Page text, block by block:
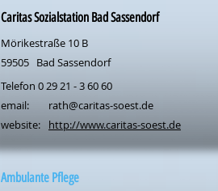
Caritas Sozialstation Bad Sassendorf
Mörikestraße 10 B
59505 Bad Sassendorf
Telefon 0 29 21 - 3 60 60
email:
website:
rath@caritas-soest.de
http://www.caritas-soest.de
Ambulante Pflege